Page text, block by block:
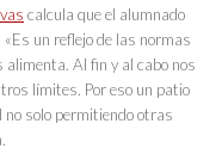
calcula que el alumnado
un reflejo de las normas
Al fin y al cabo nos
límites. Por eso un patio
solo permitiendo otras